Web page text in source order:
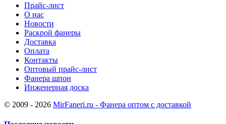
Прайс-лист
О нас
Новости
Раскрой фанеры
Доставка
Оплата
Контакты
Оптовый прайс-лист
Фанера шпон
Инженерная доска
© 2009 - 2026 MirFaneri.ru - Фанера оптом с доставкой